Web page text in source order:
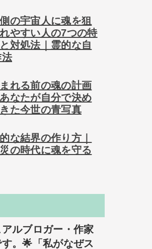
の宇宙人に魂を狙
やすい人の7つの特
対処法｜霊的な自
れる前の魂の計画
あなたが自分で決め
た今世の青写真
な結界の作り方｜
の時代に魂を守る
ルブロガー・作家
。🌟「私がなぜス